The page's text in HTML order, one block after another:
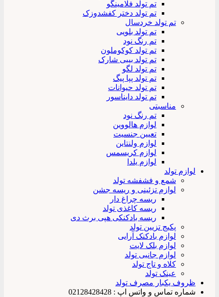
تم تولد فلامینگو
تم تولد دختر کفشدوزک
تم تولد خردسال
تم تولد بلویی
تم رنگ نود
تم تولد کوکوملون
تم تولد بیبی شارک
تم تولد لگو
تم تولد پپا پیگ
تم تولد حیوانات
تم تولد دایناسور
مناسبتی
تم رنگ نود
لوازم هالووین
تعیین جنسیت
لوازم ولنتاین
لوازم کریسمس
لوازم یلدا
لوازم تولد
شمع و فشفشه تولد
لوازم تزئینی و ریسه جشن
ریسه چراغ دار
ریسه کاغذی تولد
ریسه بادکنکی هپی برث دی
پکیج تزیین تولد
لوازم بادکنک آرایی
لوازم بلک لایت
لوازم جانبی تولد
کلاه و تاج تولد
عینک تولد
ظروف یکبار مصرف تولد
شماره تماس و واتس اپ : 02128428428